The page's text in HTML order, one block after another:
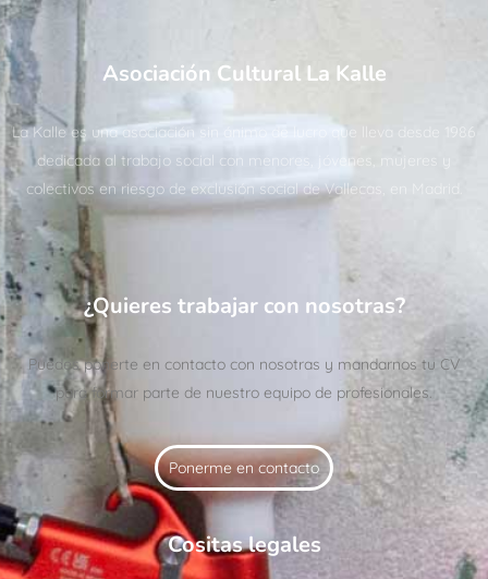
Asociación Cultural La Kalle
La Kalle es una asociación sin ánimo de lucro que lleva desde 1986
dedicada al trabajo social con menores, jóvenes, mujeres y
colectivos en riesgo de exclusión social de Vallecas, en Madrid.
¿Quieres trabajar con nosotras?
Puedes ponerte en contacto con nosotras y mandarnos tu CV
para formar parte de nuestro equipo de profesionales.
Ponerme en contacto
Cositas legales